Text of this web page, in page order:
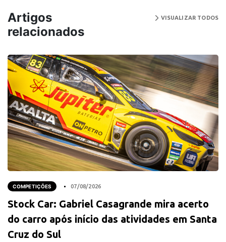
Artigos
relacionados
VISUALIZAR TODOS
COMPETIÇÕES 07/08/2026
Stock Car: Gabriel Casagrande mira acerto
do carro após início das atividades em Santa
Cruz do Sul